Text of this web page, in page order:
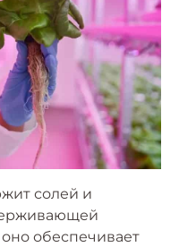
солей и
обеспечивает